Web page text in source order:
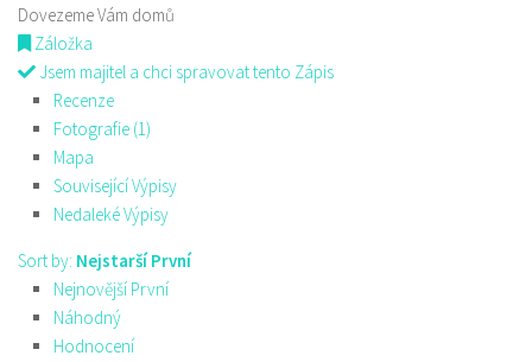
Dovezeme Vám domů
Záložka
Jsem majitel a chci spravovat tento Zápis
Recenze
Fotografie (1)
Mapa
Související Výpisy
Nedaleké Výpisy
Sort by: Nejstarší První
Nejnovější První
Náhodný
Hodnocení